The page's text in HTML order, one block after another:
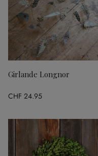
Girlande Longnor
CHF 24.95